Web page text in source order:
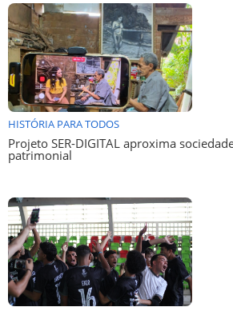
HISTÓRIA PARA TODOS
Projeto SER-DIGITAL aproxima
patrimonial